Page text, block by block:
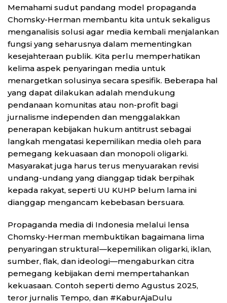
Memahami sudut pandang model propaganda
Chomsky-Herman membantu kita untuk sekaligus
menganalisis solusi agar media kembali menjalankan
fungsi yang seharusnya dalam mementingkan
kesejahteraan publik. Kita perlu memperhatikan
kelima aspek penyaringan media untuk
menargetkan solusinya secara spesifik. Beberapa hal
yang dapat dilakukan adalah mendukung
pendanaan komunitas atau non-profit bagi
jurnalisme independen dan menggalakkan
penerapan kebijakan hukum antitrust sebagai
langkah mengatasi kepemilikan media oleh para
pemegang kekuasaan dan monopoli oligarki.
Masyarakat juga harus terus menyuarakan revisi
undang-undang yang dianggap tidak berpihak
kepada rakyat, seperti UU KUHP belum lama ini
dianggap mengancam kebebasan bersuara.
Propaganda media di Indonesia melalui lensa
Chomsky-Herman membuktikan bagaimana lima
penyaringan struktural—kepemilikan oligarki, iklan,
sumber, flak, dan ideologi—mengaburkan citra
pemegang kebijakan demi mempertahankan
kekuasaan. Contoh seperti demo Agustus 2025,
teror jurnalis Tempo, dan #KaburAjaDulu